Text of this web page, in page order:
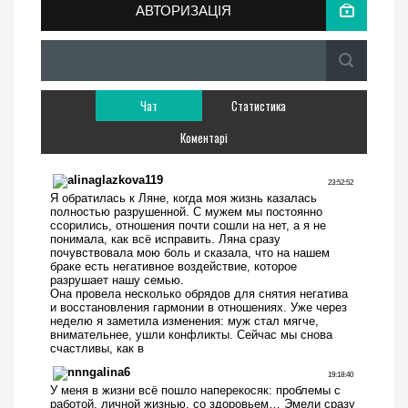
АВТОРИЗАЦІЯ
Чат
Статистика
Коментарі